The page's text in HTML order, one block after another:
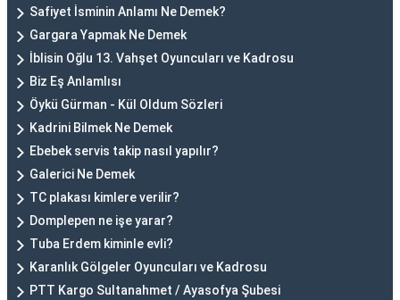
Safiyet İsminin Anlamı Ne Demek?
Gargara Yapmak Ne Demek
İblisin Oğlu 13. Vahşet Oyuncuları ve Kadrosu
Biz Eş Anlamlısı
Öykü Gürman - Kül Oldum Sözleri
Kadrini Bilmek Ne Demek
Ebebek servis takip nasıl yapılır?
Galerici Ne Demek
TC plakası kimlere verilir?
Domplepen ne işe yarar?
Tuba Erdem kiminle evli?
Karanlık Gölgeler Oyuncuları ve Kadrosu
PTT Kargo Sultanahmet / Ayasofya Şubesi